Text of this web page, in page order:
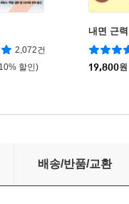
2,072건
할인)
내면 근력
19,800원
배송/반품/교환